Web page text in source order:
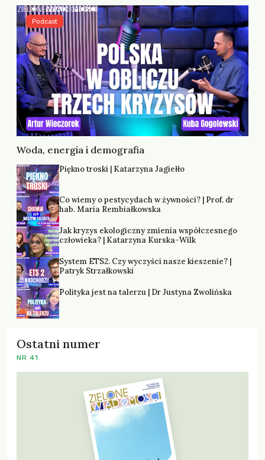
Woda, energia i demografia
Podcast
Piękno troski | Katarzyna Jagiełło
Co wiemy o pestycydach w żywności? | Prof. dr
hab. Maria Rembiałkowska
Jak kryzys ekologiczny zmienia współczesnego
człowieka? | Katarzyna Kurska-Wilk
System ETS2. Czy wyczyści nasze kieszenie? |
Patryk Strzałkowski
Polityka jest na talerzu | Dr Justyna Zwolińska
Ostatni numer
NR 41